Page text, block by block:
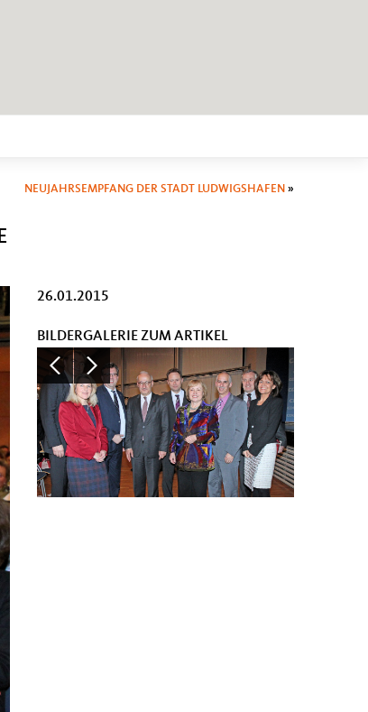
NEUJAHRSEMPFANG DER STADT LUDWIGSHAFEN »
26.01.2015
BILDERGALERIE ZUM ARTIKEL